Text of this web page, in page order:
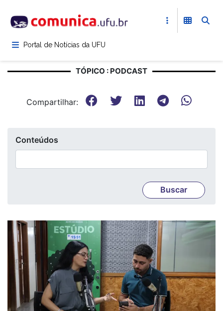
para
conteúdoPortal de Notícias da UFU
TÓPICO : PODCAST
Compartilhar:
Conteúdos